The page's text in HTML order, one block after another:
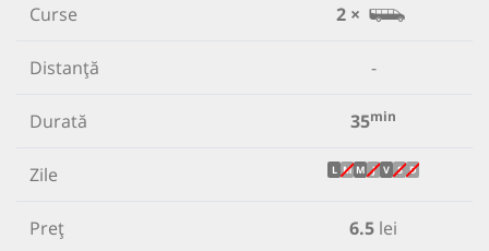
Curse 2 ×
Distanță -
Durată 35min
Zile L M M J V S D
Preț 6.5 lei